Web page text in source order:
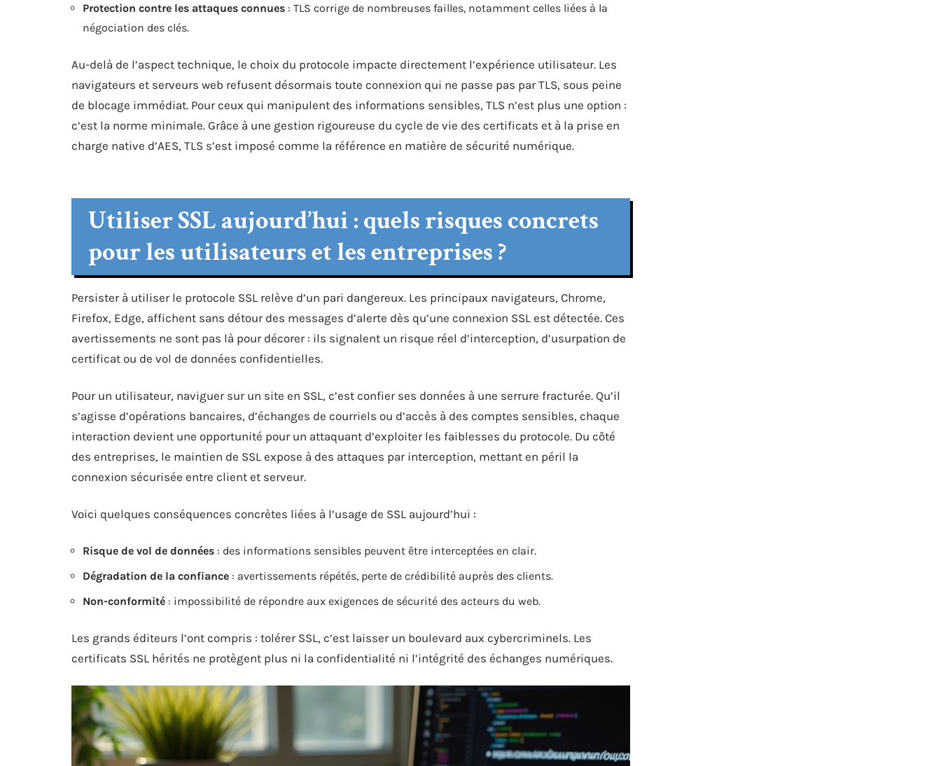
Protection contre les attaques connues : TLS corrige de nombreuses failles, notamment celles liées à la
négociation des clés.
Au-delà de l’aspect technique, le choix du protocole impacte directement l’expérience utilisateur. Les
navigateurs et serveurs web refusent désormais toute connexion qui ne passe pas par TLS, sous peine
de blocage immédiat. Pour ceux qui manipulent des informations sensibles, TLS n’est plus une option :
c’est la norme minimale. Grâce à une gestion rigoureuse du cycle de vie des certificats et à la prise en
charge native d’AES, TLS s’est imposé comme la référence en matière de sécurité numérique.
Utiliser SSL aujourd’hui : quels risques concrets
pour les utilisateurs et les entreprises ?
Persister à utiliser le protocole SSL relève d’un pari dangereux. Les principaux navigateurs, Chrome,
Firefox, Edge, affichent sans détour des messages d’alerte dès qu’une connexion SSL est détectée. Ces
avertissements ne sont pas là pour décorer : ils signalent un risque réel d’interception, d’usurpation de
certificat ou de vol de données confidentielles.
Pour un utilisateur, naviguer sur un site en SSL, c’est confier ses données à une serrure fracturée. Qu’il
s’agisse d’opérations bancaires, d’échanges de courriels ou d’accès à des comptes sensibles, chaque
interaction devient une opportunité pour un attaquant d’exploiter les faiblesses du protocole. Du côté
des entreprises, le maintien de SSL expose à des attaques par interception, mettant en péril la
connexion sécurisée entre client et serveur.
Voici quelques conséquences concrètes liées à l’usage de SSL aujourd’hui :
Risque de vol de données : des informations sensibles peuvent être interceptées en clair.
Dégradation de la confiance : avertissements répétés, perte de crédibilité auprès des clients.
Non-conformité : impossibilité de répondre aux exigences de sécurité des acteurs du web.
Les grands éditeurs l’ont compris : tolérer SSL, c’est laisser un boulevard aux cybercriminels. Les
certificats SSL hérités ne protègent plus ni la confidentialité ni l’intégrité des échanges numériques.